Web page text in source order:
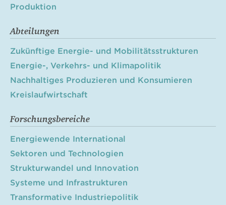
Produktion
Abteilungen
Zukünftige Energie- und Mobilitätsstrukturen
Energie-, Verkehrs- und Klimapolitik
Nachhaltiges Produzieren und Konsumieren
Kreislaufwirtschaft
Forschungsbereiche
Energiewende International
Sektoren und Technologien
Strukturwandel und Innovation
Systeme und Infrastrukturen
Transformative Industriepolitik